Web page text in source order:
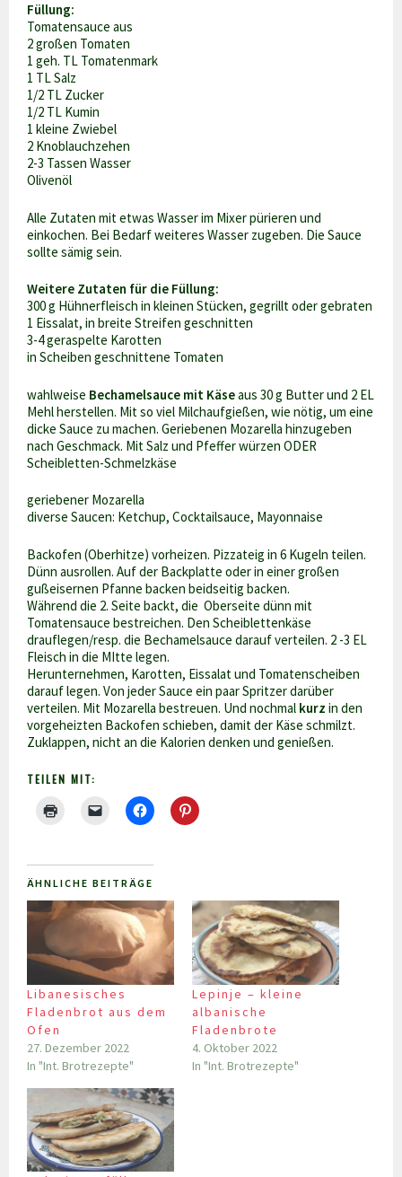
Füllung:
Tomatensauce aus
2 großen Tomaten
1 geh. TL Tomatenmark
1 TL Salz
1/2 TL Zucker
1/2 TL Kumin
1 kleine Zwiebel
2 Knoblauchzehen
2-3 Tassen Wasser
Olivenöl
Alle Zutaten mit etwas Wasser im Mixer pürieren und
einkochen. Bei Bedarf weiteres Wasser zugeben. Die Sauce
sollte sämig sein.
Weitere Zutaten für die Füllung:
300 g Hühnerfleisch in kleinen Stücken, gegrillt oder gebraten
1 Eissalat, in breite Streifen geschnitten
3-4 geraspelte Karotten
in Scheiben geschnittene Tomaten
wahlweise Bechamelsauce mit Käseaus 30 g Butter und 2 EL
Mehl herstellen. Mit so viel Milchaufgießen, wie nötig, um eine
dicke Sauce zu machen. Geriebenen Mozarella hinzugeben
nach Geschmack. Mit Salz und Pfeffer würzen ODER
Scheibletten-Schmelzkäse
geriebener Mozarella
diverse Saucen: Ketchup, Cocktailsauce, Mayonnaise
Backofen (Oberhitze) vorheizen. Pizzateig in 6 Kugeln teilen.
Dünn ausrollen. Auf der Backplatte oder in einer großen
gußeisernen Pfanne backen beidseitig backen.
Während die 2. Seite backt, die Oberseite dünn mit
Tomatensauce bestreichen. Den Scheiblettenkäse
drauflegen/resp. die Bechamelsauce darauf verteilen. 2 -3 EL
Fleisch in die MItte legen.
Herunternehmen, Karotten, Eissalat und Tomatenscheiben
darauf legen. Von jeder Sauce ein paar Spritzer darüber
verteilen. Mit Mozarella bestreuen. Und nochmal kurz in den
vorgeheizten Backofen schieben, damit der Käse schmilzt.
Zuklappen, nicht an die Kalorien denken und genießen.
TEILEN MIT:
ÄHNLICHE BEITRÄGE
Libanesisches
Fladenbrot aus dem
Ofen
27. Dezember 2022
In "Int. Brotrezepte"
Lepinje – kleine
albanische
Fladenbrote
4. Oktober 2022
In "Int. Brotrezepte"